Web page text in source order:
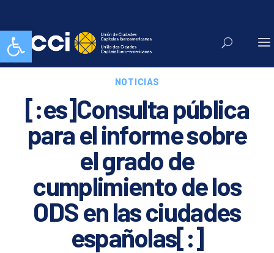
Abrir barra de herramientas
NOTICIAS
[:es]Consulta pública
para el informe sobre
el grado de
cumplimiento de los
ODS en las ciudades
españolas[:]